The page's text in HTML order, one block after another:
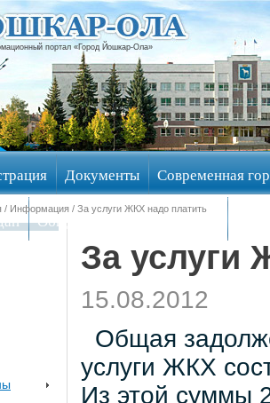
портал «Город Йошкар-Ола»
Документы Современная
Общественные обсуждения
/ Информация / За услуги ЖКХ надо платить
За услуги
15.08.2012
Общая
услуги ЖКХ
Из этой суммы